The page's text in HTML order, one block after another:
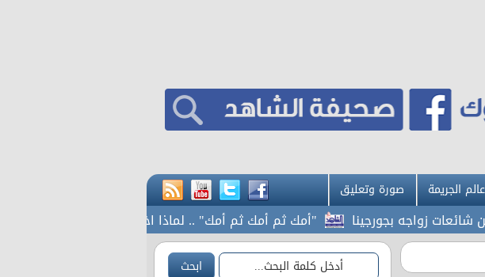
عالم الجريمة صورة وتعليق
زواجه بجورجينا "أمك ثم أمك ثم أمك" .. لماذا اختارت هوليود حديثا نبويا عنوانا